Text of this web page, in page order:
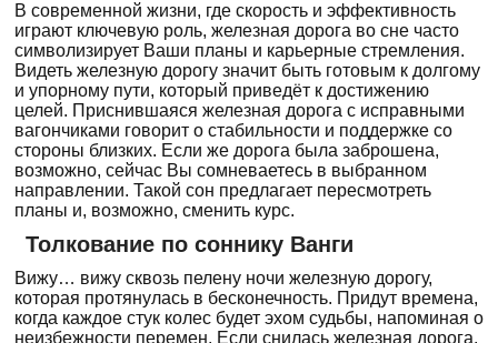
В современной жизни, где скорость и эффективность
играют ключевую роль, железная дорога во сне часто
символизирует Ваши планы и карьерные стремления.
Видеть железную дорогу значит быть готовым к долгому
и упорному пути, который приведёт к достижению
целей. Приснившаяся железная дорога с исправными
вагончиками говорит о стабильности и поддержке со
стороны близких. Если же дорога была заброшена,
возможно, сейчас Вы сомневаетесь в выбранном
направлении. Такой сон предлагает пересмотреть
планы и, возможно, сменить курс.
Толкование по соннику Ванги
Вижу… вижу сквозь пелену ночи железную дорогу,
которая протянулась в бесконечность. Придут времена,
когда каждое стук колес будет эхом судьбы, напоминая о
неизбежности перемен. Если снилась железная дорога,